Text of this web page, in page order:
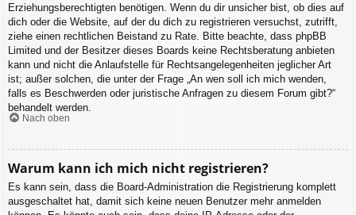
Erziehungsberechtigten benötigen. Wenn du dir unsicher bist, ob dies auf
dich oder die Website, auf der du dich zu registrieren versuchst, zutrifft,
ziehe einen rechtlichen Beistand zu Rate. Bitte beachte, dass phpBB
Limited und der Besitzer dieses Boards keine Rechtsberatung anbieten
kann und nicht die Anlaufstelle für Rechtsangelegenheiten jeglicher Art
ist; außer solchen, die unter der Frage „An wen soll ich mich wenden,
falls es Beschwerden oder juristische Anfragen zu diesem Forum gibt?“
behandelt werden.
Nach oben
Warum kann ich mich nicht registrieren?
Es kann sein, dass die Board-Administration die Registrierung komplett
ausgeschaltet hat, damit sich keine neuen Benutzer mehr anmelden